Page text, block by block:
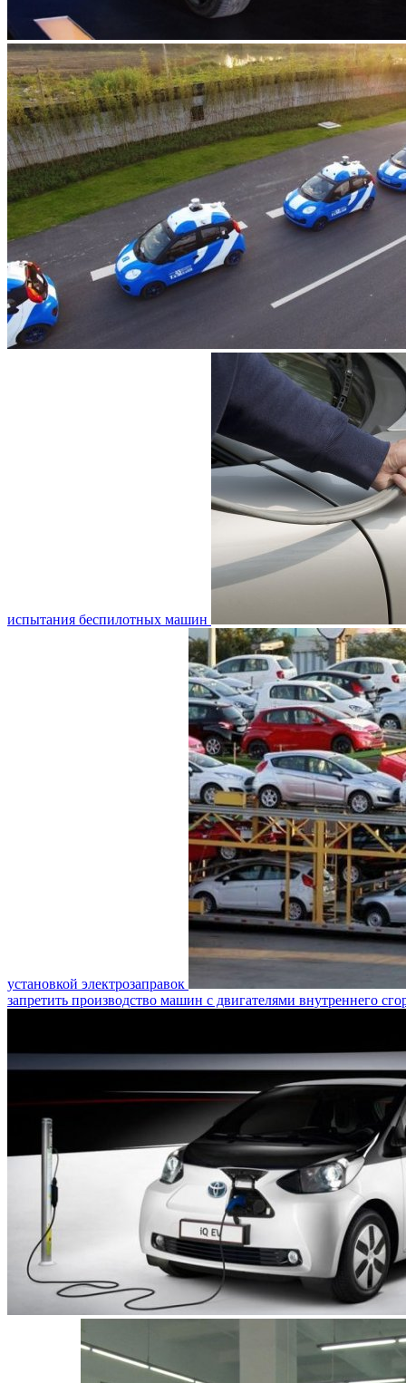
испытания беспилотных машин
установкой электрозаправок
запретить производство машин с двигателями внутреннего